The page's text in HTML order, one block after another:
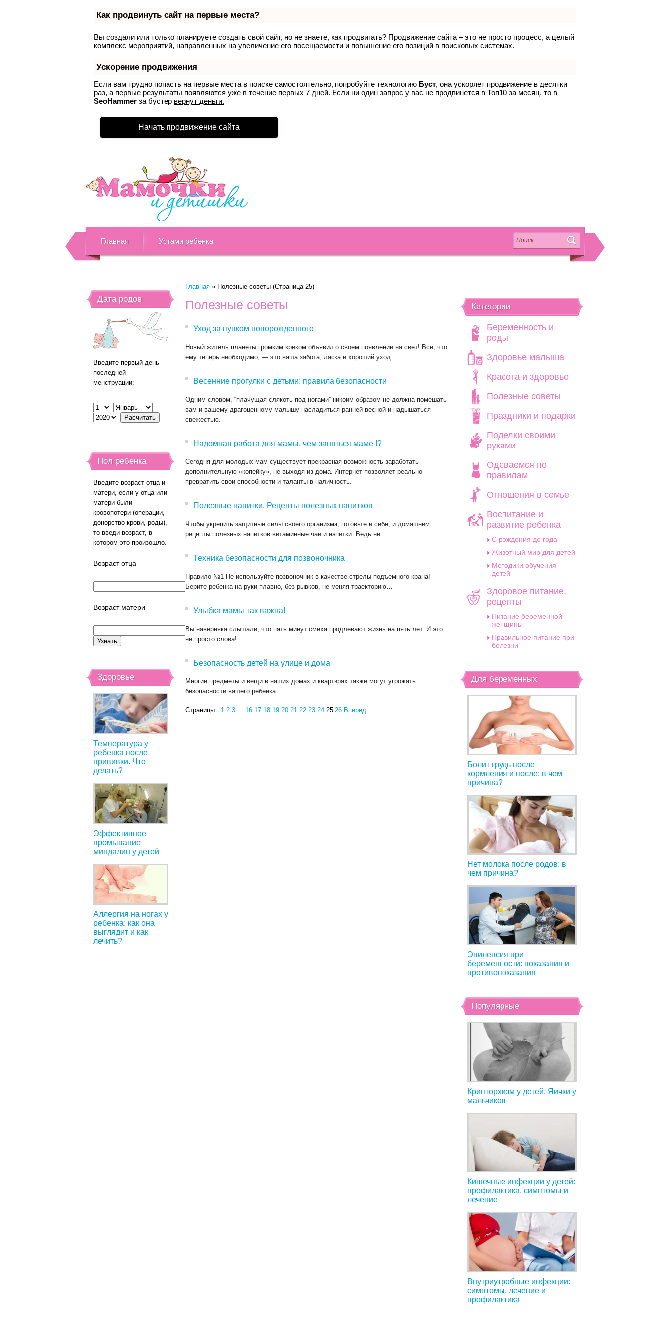
Как продвинуть сайт на первые места?
Вы создали или только планируете создать свой сайт, но не знаете, как продвигать? Продвижение сайта – это не просто процесс, а целый
комплекс мероприятий, направленных на увеличение его посещаемости и повышение его позиций в поисковых системах.
Ускорение продвижения
Если вам трудно попасть на первые места в поиске самостоятельно, попробуйте технологию Буст, она ускоряет продвижение в десятки
раз, а первые результаты появляются уже в течение первых 7 дней. Если ни один запрос у вас не продвинется в Топ10 за месяц, то в
SeoHammer за бустер вернут деньги.
Начать продвижение сайта
Главная Устами ребенка
Главная » Полезные советы (Страница 25)
Полезные советы
Уход за пупком новорожденного
Новый житель планеты громким криком объявил о своем появлении на свет! Все, что
ему теперь необходимо, — это ваша забота, ласка и хороший уход.
Весенние прогулки с детьми: правила безопасности
Одним словом, “плачущая слякоть под ногами” никоим образом не должна помешать
вам и вашему драгоценному малышу насладиться ранней весной и надышаться
свежестью.
Надомная работа для мамы, чем заняться маме !?
Сегодня для молодых мам существует прекрасная возможность заработать
дополнительную «копейку», не выходя из дома. Интернет позволяет реально
превратить свои способности и таланты в наличность.
Полезные напитки. Рецепты полезных напитков
Чтобы укрепить защитные силы своего организма, готовьте и себе, и домашним
рецепты полезных напитков витаминные чаи и напитки. Ведь не…
Техника безопасности для позвоночника
Правило №1 Не используйте позвоночник в качестве стрелы подъемного крана!
Берите ребенка на руки плавно, без рывков, не меняя траекторию…
Улыбка мамы так важна!
Вы наверняка слышали, что пять минут смеха продлевают жизнь на пять лет. И это
не просто слова!
Безопасность детей на улице и дома
Многие предметы и вещи в наших домах и квартирах также могут угрожать
безопасности вашего ребенка.
Страницы: 1 2 3 ... 16 17 18 19 20 21 22 23 24 25 26 Вперед
Дата родов
Введите первый день
последней
менструации:
Пол ребенка
Введите возраст отца и
матери, если у отца или
матери были
кровопотери (операции,
донорство крови, роды),
то введи возраст, в
котором это произошло.
Возраст отца
Возраст матери
Здоровье
Температура у
ребенка после
прививки. Что
делать?
Эффективное
промывание
миндалин у детей
Аллергия на ногах у
ребенка: как она
выглядит и как
лечить?
Категории
Беременность и
роды
Здоровье малыша
Красота и здоровье
Полезные советы
Праздники и подарки
Поделки своими
руками
Одеваемся по
правилам
Отношения в семье
Воспитание и
развитие ребенка
C рождения до года
Животный мир для детей
Методики обучения
детей
Здоровое питание,
рецепты
Питание беременной
женщины
Правильное питание при
болезни
Для беременных
Болит грудь после
кормления и после: в чем
причина?
Нет молока после родов: в
чем причина?
Эпилепсия при
беременности: показания и
противопоказания
Популярные
Крипторхизм у детей. Яички у
мальчиков
Кишечные инфекции у детей:
профилактика, симптомы и
лечение
Внутриутробные инфекции:
симптомы, лечение и
профилактика